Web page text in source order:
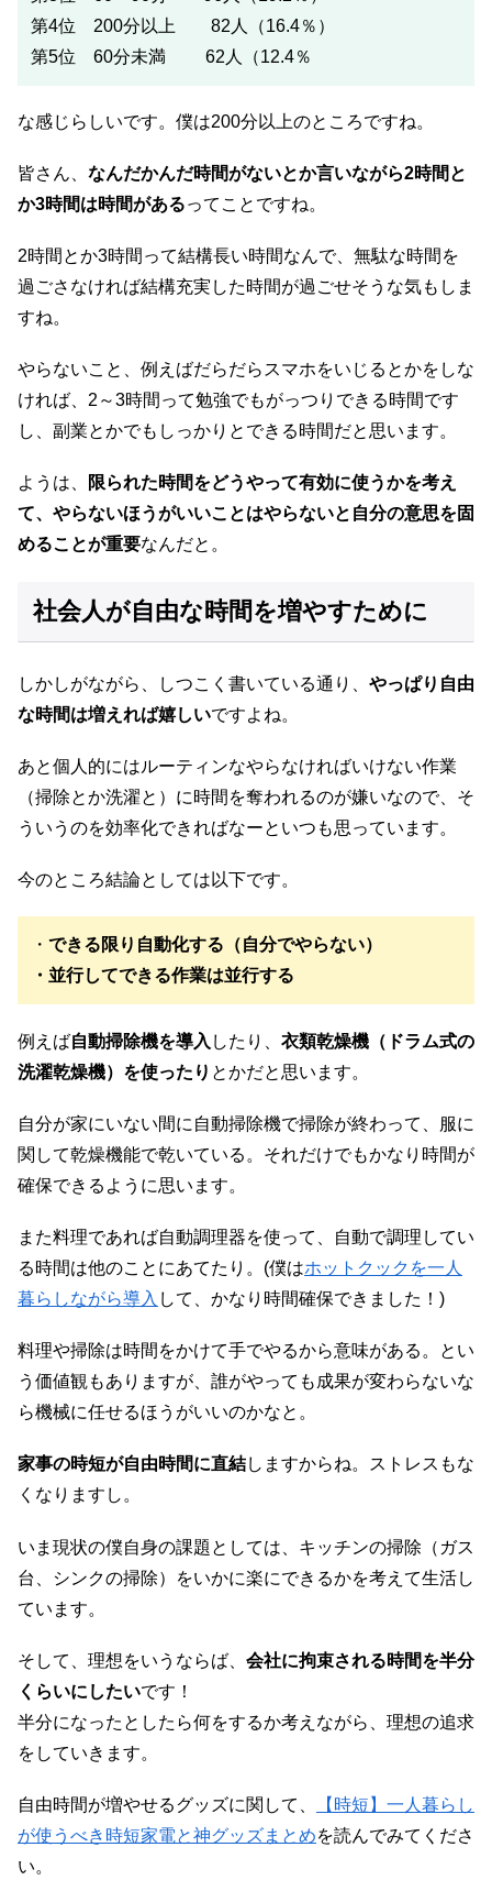
第4位 200分以上 82人（16.4％）
第5位 60分未満 62人（12.4％
な感じらしいです。僕は200分以上のところですね。
皆さん、 なんだかんだ時間がないとか言いながら2時間と
か3時間は時間があるってことですね。
2時間とか3時間って結構長い時間なんで、無駄な時間を
過ごさなければ結構充実した時間が過ごせそうな気もしま
すね。
やらないこと、例えばだらだらスマホをいじるとかをしな
ければ、2～3時間って勉強でもがっつりできる時間です
し、副業とかでもしっかりとできる時間だと思います。
ようは、
限られた時間をどうやって有効に使うかを考え
て、やらないほうがいいことはやらないと自分の意思を固
めることが重要なんだと。
社会人が自由な時間を増やすために
しかしがながら、しつこく書いている通り、 やっぱり自由
な時間は増えれば嬉しいですよね。
あと個人的にはルーティンなやらなければいけない作業
（掃除とか洗濯と）に時間を奪われるのが嫌いなので、そ
ういうのを効率化できればなーといつも思っています。
今のところ結論としては以下です。
・ できる限り自動化する（自分でやらない）
・並行してできる作業は並行する
例えば自動掃除機を導入 したり、 衣類乾燥機（ドラム式の
洗濯乾燥機）を使ったり とかだと思います。
自分が家にいない間に自動掃除機で掃除が終わって、服に
関して乾燥機能で乾いている。それだけでもかなり時間が
確保できるように思います。
また料理であれば自動調理器を使って、自動で調理してい
る時間は他のことにあてたり。(僕はホットクックを一人
暮らしながら導入 して、かなり時間確保できました！)
料理や掃除は時間をかけて手でやるから意味がある。とい
う価値観もありますが、誰がやっても成果が変わらないな
ら機械に任せるほうがいいのかなと。
家事の時短が自由時間に直結しますからね。ストレスもな
くなりますし。
いま現状の僕自身の課題としては、キッチンの掃除（ガス
台、シンクの掃除）をいかに楽にできるかを考えて生活し
ています。
そして、理想をいうならば、 会社に拘束される時間を半分
くらいにしたいです！
半分になったとしたら何をするか考えながら、理想の追求
をしていきます。
自由時間が増やせるグッズに関して、
【時短】一人暮らし
が使うべき時短家電と神グッズまとめを読んでみてくださ
い。